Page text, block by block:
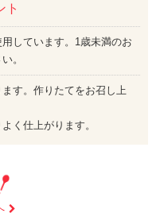
ト
しています。1歳未満のお
。
す。作りたてをお召し上
く仕上がります。